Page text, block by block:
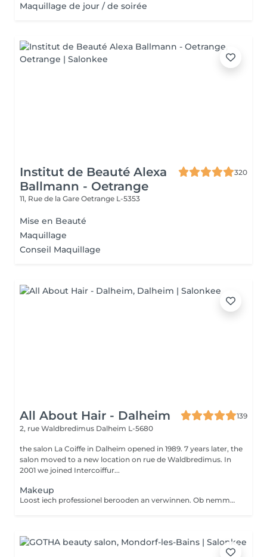
Maquillage de jour / de soirée
Institut de Beauté Alexa
Ballmann - Oetrange
320
11, Rue de la Gare Oetrange L-5353
Mise en Beauté
Maquillage
Conseil Maquillage
All About Hair - Dalheim
139
2, rue Waldbredimus Dalheim L-5680
the salon La Coiffe in Dalheim opened in 1989. 7 years later, the
salon moved to a new location on rue de Waldbredimus. In
2001 we joined Intercoiffur...
Makeup
Loost iech professionel berooden an verwinnen. Ob nemmen e klengen Alldags Look oder dach mei stark vir owes op den Tour?